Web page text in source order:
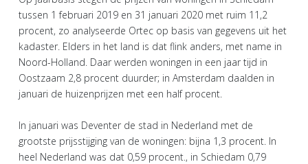
tussen 1 februari 2019 en 31 januari 2020 met ruim 11,2
procent, zo analyseerde Ortec op basis van gegevens uit het
kadaster. Elders in het land is dat flink anders, met name in
Noord-Holland. Daar werden woningen in een jaar tijd in
Oostzaam 2,8 procent duurder; in Amsterdam daalden in
januari de huizenprijzen met een half procent.
In januari was Deventer de stad in Nederland met de
grootste prijsstijging van de woningen: bijna 1,3 procent. In
heel Nederland was dat 0,59 procent., in Schiedam 0,79